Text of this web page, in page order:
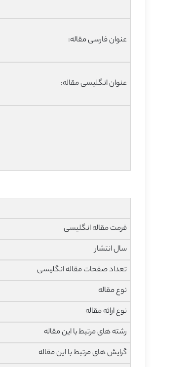
عنوان فارسی مقاله:
عنوان انگلیسی مقاله:
فرمت مقاله انگلیسی
سال انتشار
تعداد صفحات مقاله انگلیسی
نوع مقاله
نوع ارائه مقاله
رشته های مرتبط با این مقاله
گرایش های مرتبط با این مقاله